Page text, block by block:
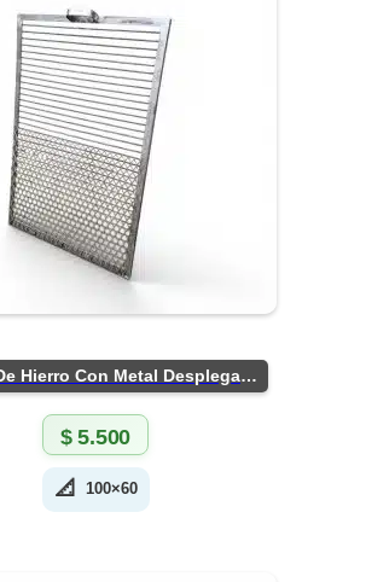
Parrilla De Hierro Con Metal Desplegado
$5.500
📐 100×60